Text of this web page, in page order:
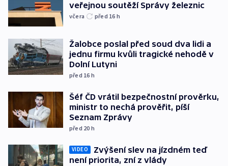
veřejnou soutěží Správy železnic
včera před 16 h
Žalobce poslal před soud dva lidi a
jednu firmu kvůli tragické nehodě v
Dolní Lutyni
před 16 h
Šéf ČD vrátil bezpečnostní prověrku,
ministr to nechá prověřit, píší
Seznam Zprávy
před 20 h
VIDEO
Zvýšení slev na jízdném teď
není priorita, zní z vlády